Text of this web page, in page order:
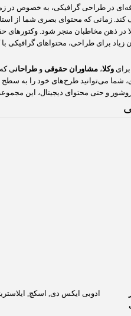
در طراحی گرافیکی، به خصوص در
زمانی که محتوای بصری شما از
در ذهن مخاطبان منجر شود. وکتورهای
زیاد برای طراحی، محتواهای گرافیکی با
برای وکلا، مشاوران حقوقی و طراحانی که
شما می‌توانید طرح‌های خود را به
و حتی محتوای دیجیتال، این
ادوبی ایکس دی اسکچ